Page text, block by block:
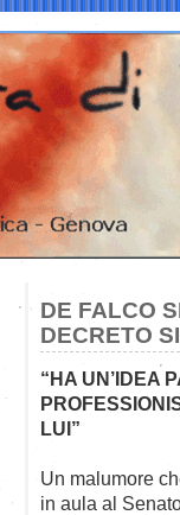
DE FALCO
DECRETO
“HA UN’IDEA
LUI”
Un malumore
in aula al